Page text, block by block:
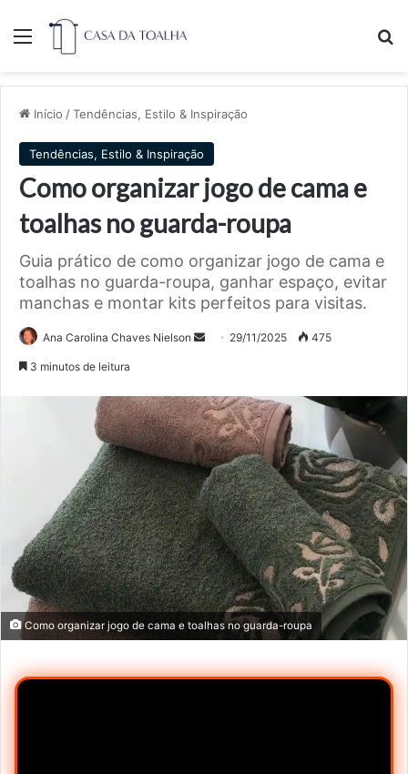
Menu
Início /Tendências, Estilo & Inspiração
Tendências, Estilo & Inspiração
Como organizar jogo de cama e
toalhas no guarda-roupa
Guia prático de como organizar jogo de cama e
toalhas no guarda-roupa, ganhar espaço, evitar
manchas e montar kits perfeitos para visitas.
Ana Carolina Chaves Nielson
Mande
mail
29/11/2025 475
3 minutos de leitura
Como organizar jogo de cama e toalhas no guarda-roupa